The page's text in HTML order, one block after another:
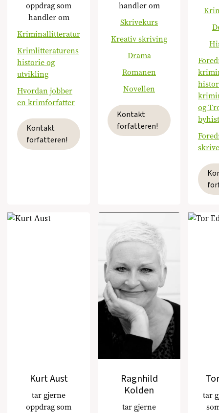
oppdrag som
handler om
Kriminallitteratur
Krimlitteraturens
historie og
utvikling
Hvordan jobber
en krimforfatter
Kontakt
forfatteren!
handler om
Skrivekurs
Kreativ skriving
Drama
Romanen
Novellen
Kontakt
forfatteren!
og
Kurt Aust
tar gjerne
oppdrag som
Ragnhild
Kolden
tar gjerne
tar